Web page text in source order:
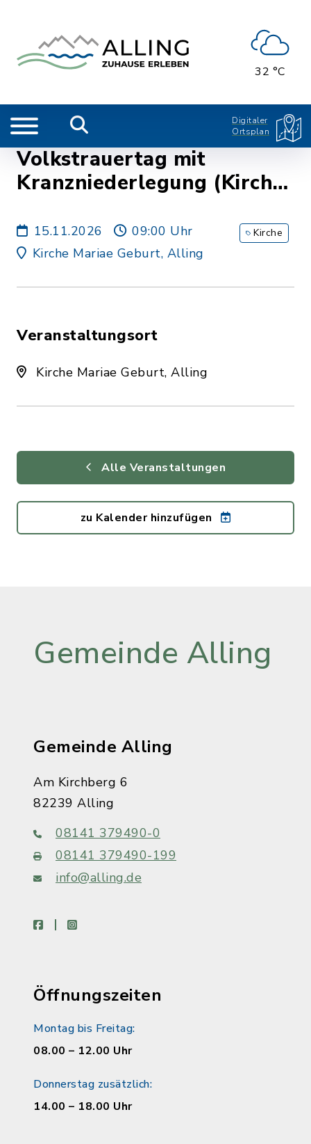
32 °C
Digitaler
Ortsplan
Volkstrauertag mit
Kranzniederlegung (Kirche
15.11.2026
09:00 Uhr
Kirche Mariae Geburt, Alling
Kirche
Veranstaltungsort
Kirche Mariae Geburt, Alling
Alle Veranstaltungen
zu Kalender hinzufügen
Gemeinde Alling
Gemeinde Alling
Am Kirchberg 6
82239 Alling
08141 379490-0
08141 379490-199
info@alling.de
facebookinstagram
Öffnungszeiten
Montag bis Freitag:
08.00 – 12.00 Uhr
Donnerstag zusätzlich:
14.00 – 18.00 Uhr